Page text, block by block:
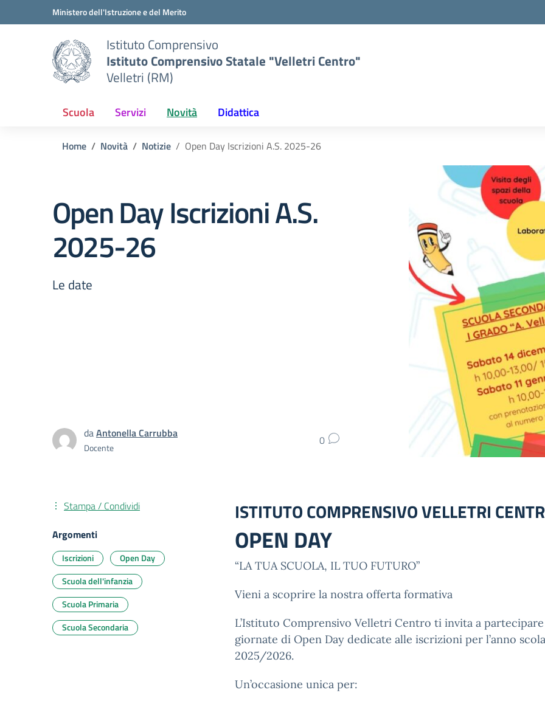
Vai ai contenuti
Vai al menu di navigazioneMinistero dell'Istruzione e del Merito
Istituto Comprensivo
Istituto Comprensivo Statale "Velletri Centro"
Velletri (RM)
Scuola Servizi Novità Didattica
Home Novità Notizie Open Day Iscrizioni A.S. 2025-26
Open Day Iscrizioni A.S.
2025-26
Le date
daAntonella Carrubba
Docente 0
ISTITUTO COMPRENSIVO VELLETRI
OPEN DAY
“LA TUA SCUOLA, IL TUO FUTURO”
Vieni a scoprire la nostra offerta formativa
L’Istituto Comprensivo Velletri Centro ti invita a
giornate di Open Day dedicate alle iscrizioni per l’anno
2025/2026.
Un’occasione unica per:
Stampa / Condividi
Argomenti
Iscrizioni
Open Day
Scuola dell'infanzia
Scuola Primaria
Scuola Secondaria